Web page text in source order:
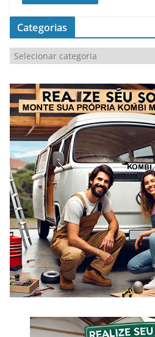
Categorias
a
e
g
o
r
a
s